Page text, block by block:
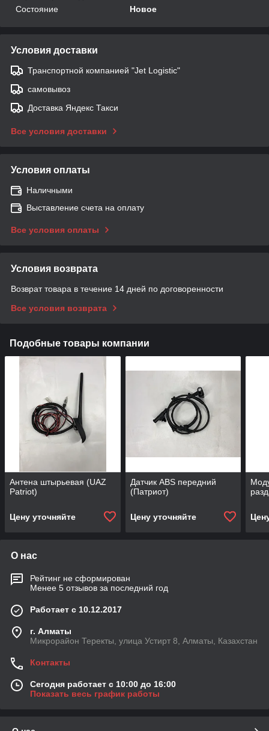
Состояние
Новое
Условия доставки
Транспортной компанией "Jet Logistic"
самовывоз
Доставка Яндекс Такси
Все условия доставки
Условия оплаты
Наличными
Выставление счета на оплату
Все условия оплаты
Условия возврата
Возврат товара в течение 14 дней по договоренности
Все условия возврата
Подобные товары компании
Антена штырьевая (UAZ
Patriot)
Цену уточняйте
Датчик ABS передний
(Патриот)
Цену уточняйте
О нас
Рейтинг не сформирован
Менее 5 отзывов за последний год
Работает с 10.12.2017
г. Алматы
Микрорайон Теректы, улица Устирт 8, Алматы, Казахстан
Контакты
Сегодня работает с 10:00 до 16:00
Показать весь график работы